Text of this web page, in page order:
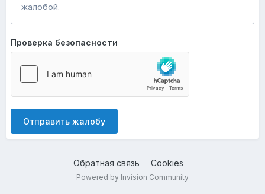
жалобой.
Проверка безопасности
Отправить жалобу
Обратная связь Cookies
Powered by Invision Community